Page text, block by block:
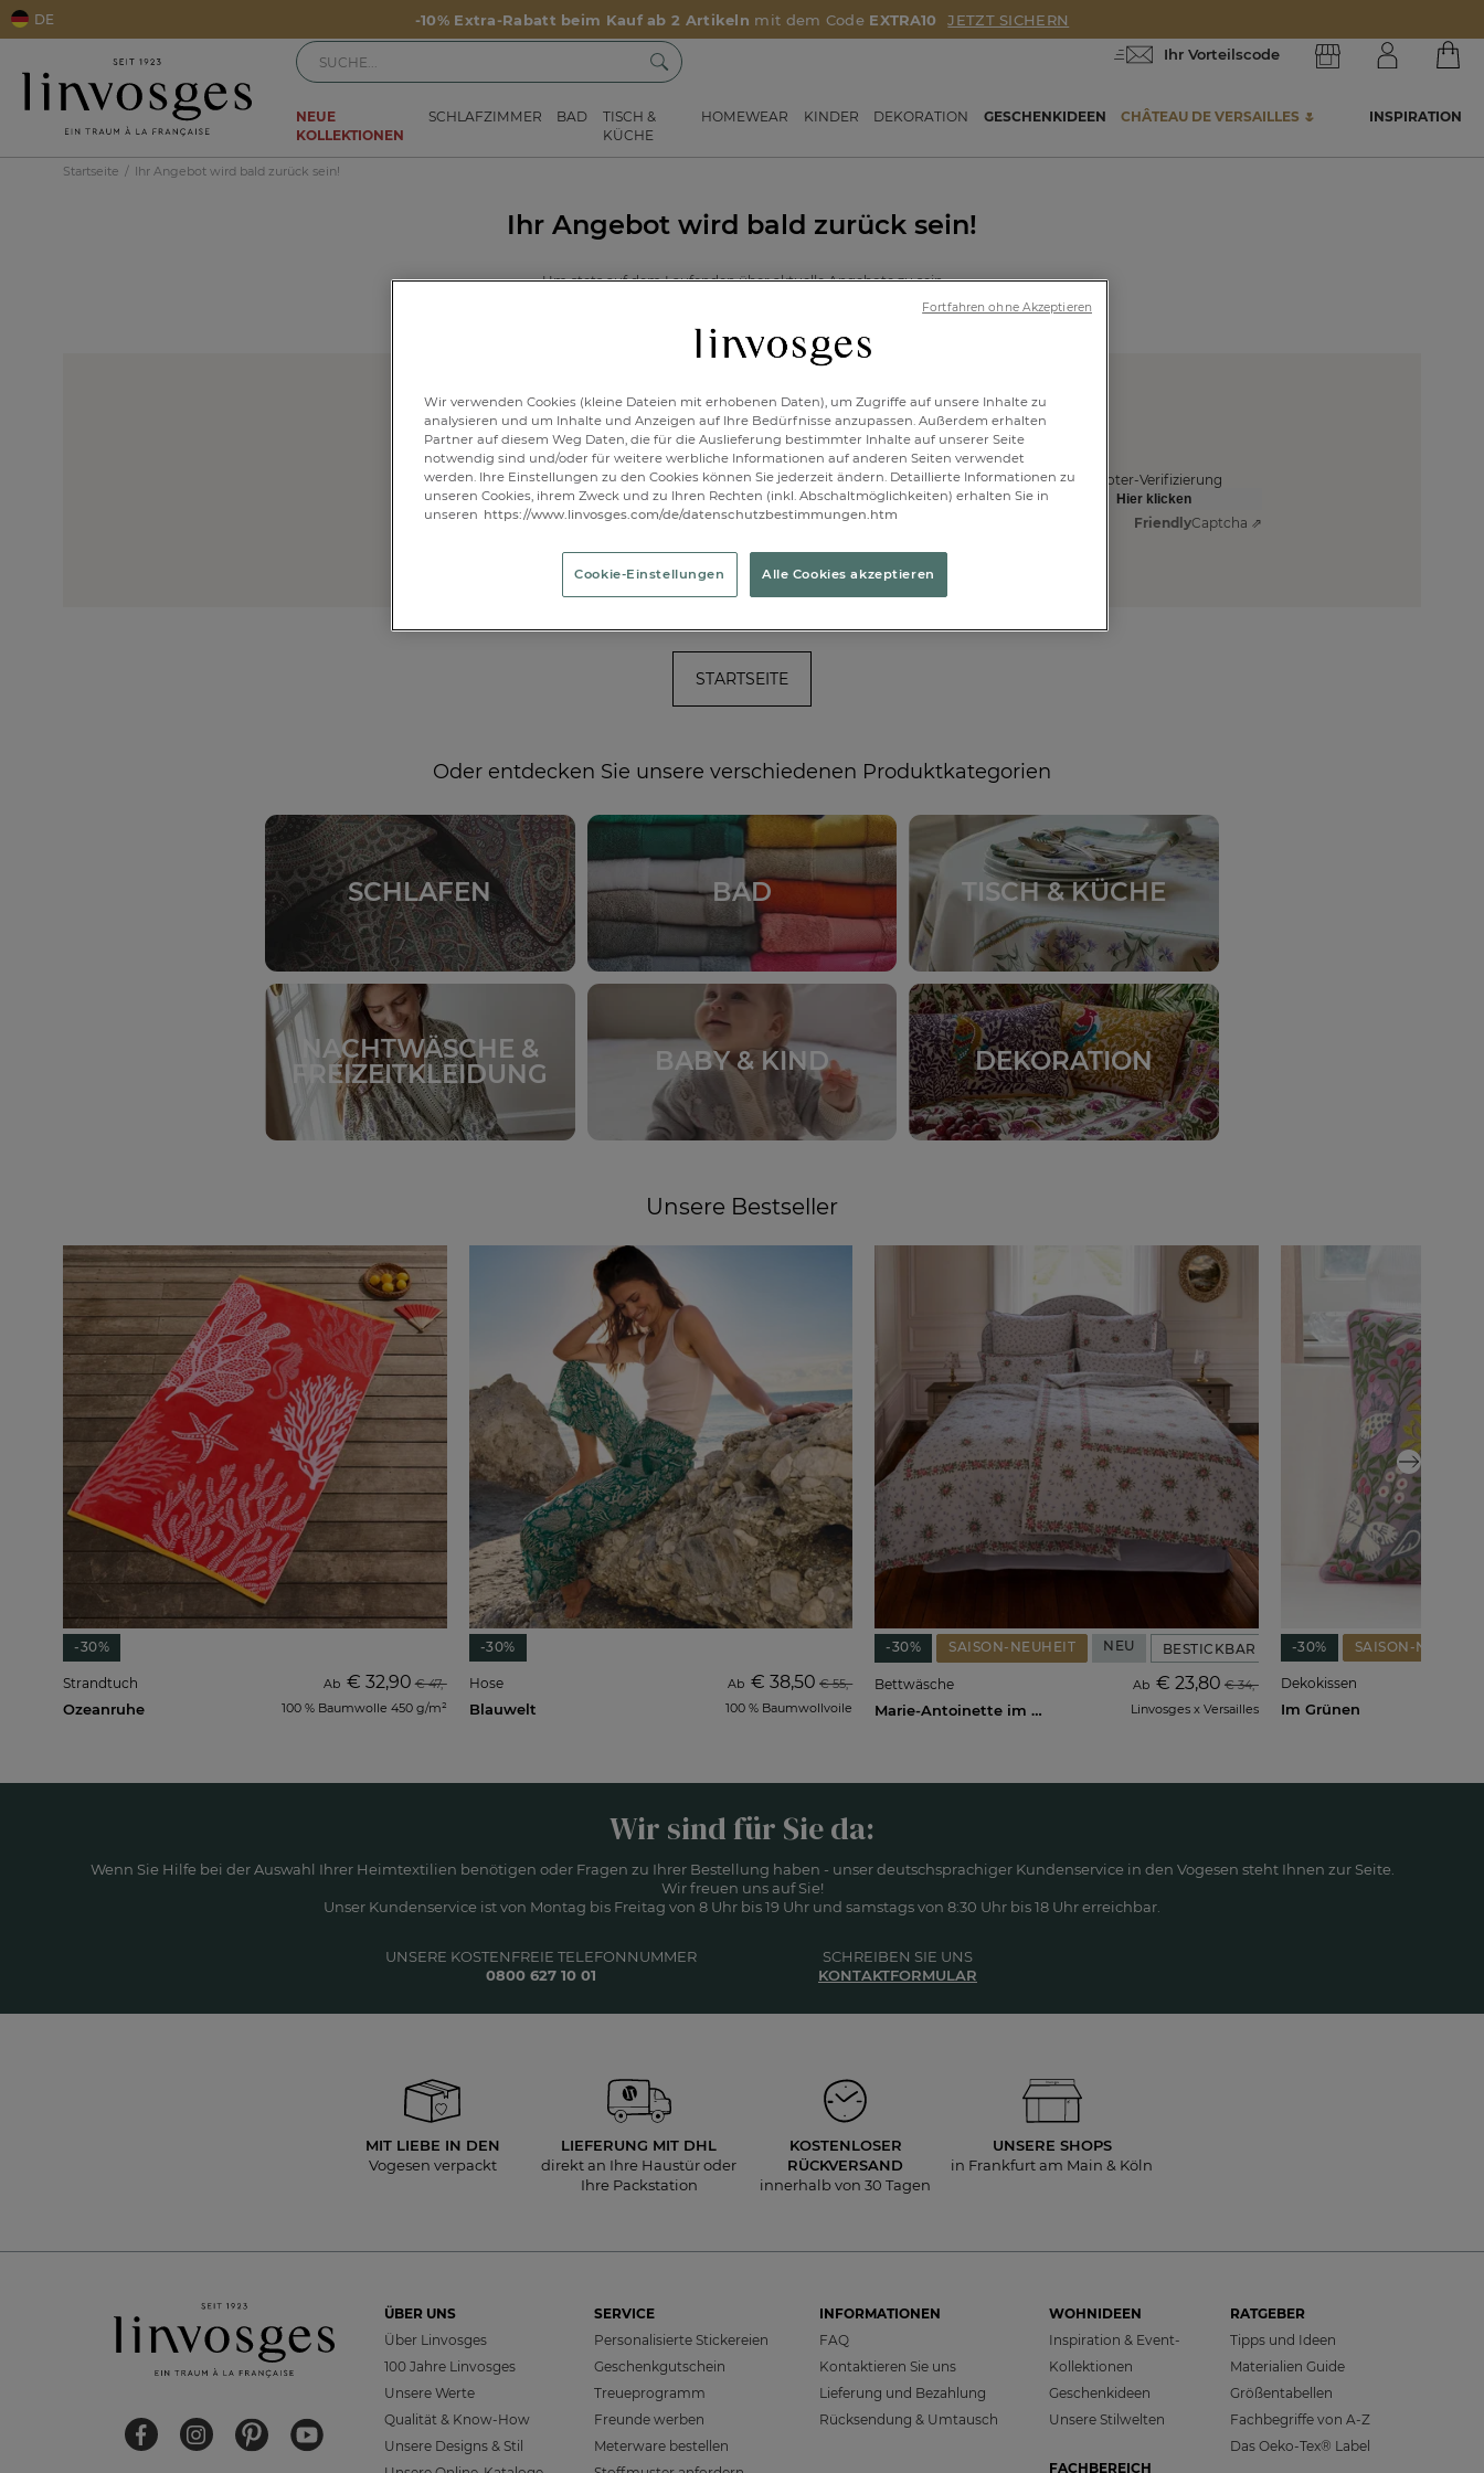
-10% Extra-Rabatt beim Kauf ab 2 Artikeln mit dem Code EXTRA10 JETZT SICHERN
DE
Ihr Vorteilscode
NEUE
KOLLEKTIONEN
SCHLAFZIMMER BAD
TISCH &
KÜCHE
HOMEWEAR KINDER DEKORATION GESCHENKIDEEN CHÂTEAU DE VERSAILLES 🌷 INSPIRATION
Startseite Ihr Angebot wird bald zurück sein!
Ihr Angebot wird bald zurück sein!
Um stets auf dem Laufenden über aktuelle Angebote zu sein
Melden Sie sich zum Newsletter an und erhalten Sie
10% Extra-Rabatt
auf Ihre Bestellung
ANMELDEN
Anti-Roboter-Verifizierung
Hier klicken
FriendlyCaptcha ⇗
*Der Newsletterversand erfolgt entsprechend unsererDatenschutzerklärung
Sie können sich jederzeit von unserem Newsletter abmelden.
STARTSEITE
Oder entdecken Sie unsere verschiedenen Produktkategorien
SCHLAFEN BAD TISCH & KÜCHE
NACHTWÄSCHE &
FREIZEITKLEIDUNG
BABY & KIND DEKORATION
Unsere Bestseller
-30%
Strandtuch
Ozeanruhe
Ab € 32,90 € 47,-
100 % Baumwolle 450 g/m²
-30%
Hose
Blauwelt
Ab€ 38,50 € 55,-
100 % Baumwollvoile
-30% SAISON-NEUHEIT NEU BESTICKBAR
Bettwäsche
Marie-Antoinette im Trianon
Ab € 23,80 € 34,-
Linvosges x Versailles
-30% SAISON-NEUHEIT
Dekokissen
Im Grünen
Wir sind für Sie da:
Wenn Sie Hilfe bei der Auswahl Ihrer Heimtextilien benötigen oder Fragen zu Ihrer Bestellung haben - unser deutschsprachiger Kundenservice in den Vogesen steht Ihnen zur Seite.
Wir freuen uns auf Sie!
Unser Kundenservice ist von Montag bis Freitag von 8 Uhr bis 19 Uhr und samstags von 8:30 Uhr bis 18 Uhr erreichbar.
UNSERE KOSTENFREIE TELEFONNUMMER
0800 627 10 01
SCHREIBEN SIE UNS
KONTAKTFORMULAR
MIT LIEBE IN DEN
Vogesen verpackt
LIEFERUNG MIT DHL
direkt an Ihre Haustür oder
Ihre Packstation
KOSTENLOSER
RÜCKVERSAND
innerhalb von 30 Tagen
UNSERE SHOPS
in Frankfurt am Main & Köln
ÜBER UNS
Über Linvosges
100 Jahre Linvosges
Unsere Werte
Qualität & Know-How
Unsere Designs & Stil
SERVICE
Personalisierte Stickereien
Geschenkgutschein
Treueprogramm
Freunde werben
Meterware bestellen
INFORMATIONEN
FAQ
Kontaktieren Sie uns
Lieferung und Bezahlung
Rücksendung & Umtausch
WOHNIDEEN
Inspiration & Event-
Kollektionen
Geschenkideen
Unsere Stilwelten
FACHBEREICH
RATGEBER
Tipps und Ideen
Materialien Guide
Größentabellen
Fachbegriffe von A-Z
Das Oeko-Tex® Label
Wir verwenden Cookies (kleine Dateien mit erhobenen Daten), um Zugriffe auf unsere Inhalte zu
analysieren und um Inhalte und Anzeigen auf Ihre Bedürfnisse anzupassen. Außerdem erhalten
Partner auf diesem Weg Daten, die für die Auslieferung bestimmter Inhalte auf unserer Seite
notwendig sind und/oder für weitere werbliche Informationen auf anderen Seiten verwendet
werden. Ihre Einstellungen zu den Cookies können Sie jederzeit ändern. Detaillierte Informationen zu
unseren Cookies, ihrem Zweck und zu Ihren Rechten (inkl. Abschaltmöglichkeiten) erhalten Sie in
unseren https://www.linvosges.com/de/datenschutzbestimmungen.htm
Cookie-Einstellungen Alle Cookies akzeptieren
Fortfahren ohne Akzeptieren